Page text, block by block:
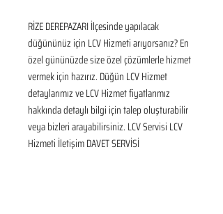
RİZE DEREPAZARI İlçesinde yapılacak
düğününüz için LCV Hizmeti arıyorsanız? En
özel gününüzde size özel çözümlerle hizmet
vermek için hazırız. Düğün LCV Hizmet
detaylarımız ve LCV Hizmet fiyatlarımız
hakkında detaylı bilgi için talep oluşturabilir
veya bizleri arayabilirsiniz. LCV Servisi LCV
Hizmeti İletişim DAVET SERVİSİ